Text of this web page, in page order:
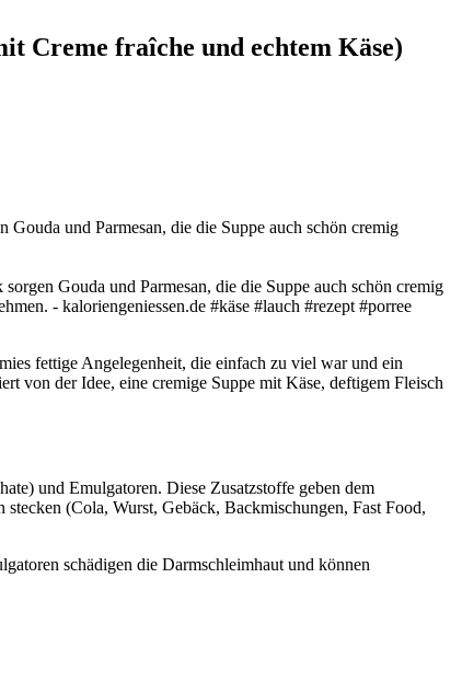
Creme fraîche und echtem Käse)
und Parmesan, die die Suppe auch schön cremig
fettige Angelegenheit, die einfach zu viel war und ein
von der Idee, eine cremige Suppe mit Käse, deftigem Fleisch
und Emulgatoren. Diese Zusatzstoffe geben dem
(Cola, Wurst, Gebäck, Backmischungen, Fast Food,
schädigen die Darmschleimhaut und können